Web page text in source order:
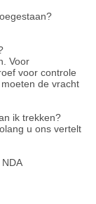
Voor
voor controle
de vracht
ik trekken?
u ons vertelt